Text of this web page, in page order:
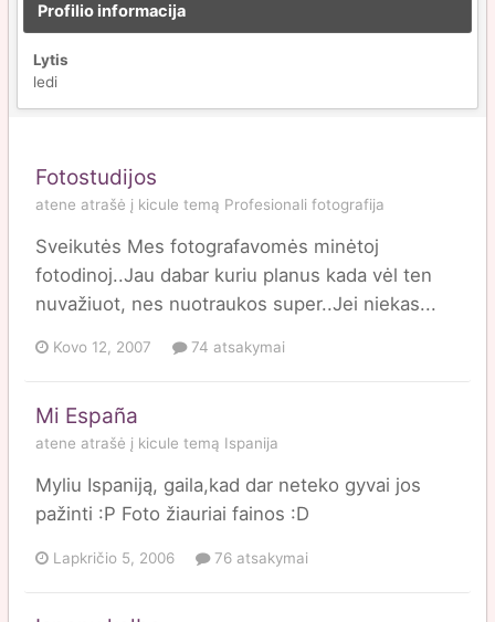
Profilio informacija
Lytis
ledi
Fotostudijos
atene atrašė į kicule temą Profesionali fotografija
Sveikutės Mes fotografavomės minėtoj
fotodinoj..Jau dabar kuriu planus kada vėl ten
nuvažiuot, nes nuotraukos super..Jei niekas...
Kovo 12, 2007 74 atsakymai
Mi España
atene atrašė į kicule temą Ispanija
Myliu Ispaniją, gaila,kad dar neteko gyvai jos
pažinti :P Foto žiauriai fainos :D
Lapkričio 5, 2006 76 atsakymai